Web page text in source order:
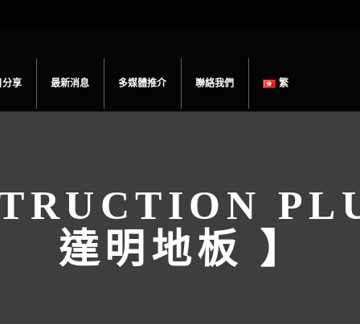
分享 最新消息 多媒體推介 聯絡我們 繁
達明地板 】